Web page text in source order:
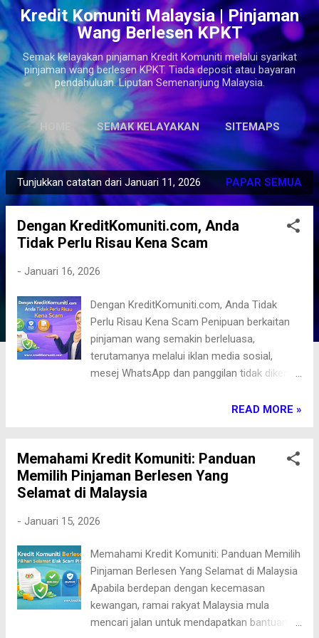
Langkau ke kandungan utama
Kredit Komuniti Malaysia | Pinjaman
Wang Berlesen KPKT
Semak kelayakan pinjaman Kredit Komuniti melalui syarikat
pinjaman wang berlesen KPKT. Tiada deposit atau bayaran
pendahuluan. Liputan Semenanjung Malaysia.
HOME SEMAK KELAYAKAN SITEMAPS
C
a
Tunjukkan catatan dari Januari 11, 2026 PAPAR SEMUA
Dengan KreditKomuniti.com, Anda
Tidak Perlu Risau Kena Scam
- Januari 16, 2026
Dengan KreditKomuniti.com, Anda Tidak
Perlu Risau Kena Scam Penipuan berkaitan
pinjaman wang semakin berleluasa,
terutamanya melalui iklan media sosial,
mesej WhatsApp dan panggilan tidak dikenali.
kelulusan pantas, tetapi akhirnya kehilangan
KreditKomuniti.com diwujudkan — untuk
membantu peminjam mendapatkan akses
kepada pinjaman kredit komuniti yang sah,
berhadapan risiko penipuan. Kenapa Ramai
kes penipuan berlaku kerana peminjam: Tidak
menyemak status lesen syarikat Terlalu
percaya dengan janji “lulus 100%” Terdesak
dan terburu-buru membuat keputusan
Membayar caj pendahuluan sebelum
READ MORE »
Memahami Kredit Komuniti: Panduan
Memilih Pinjaman Berlesen Yang
Selamat di Malaysia
- Januari 15, 2026
Memahami Kredit Komuniti: Panduan Memilih
Pinjaman Berlesen Yang Selamat di Malaysia
Apabila berdepan dengan kecemasan
kewangan, ramai rakyat Malaysia mula
mencari jalan untuk mendapatkan bantuan